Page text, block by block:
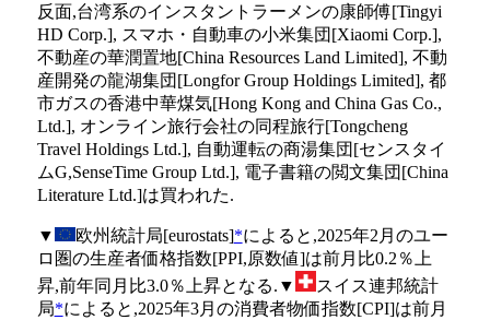
反面,台湾系のインスタントラーメンの康師傅[Tingyi
HD Corp.], スマホ・自動車の小米集団[Xiaomi Corp.],
不動産の華潤置地[China Resources Land Limited], 不動
産開発の龍湖集団[Longfor Group Holdings Limited], 都
市ガスの香港中華煤気[Hong Kong and China Gas Co.,
Ltd.], オンライン旅行会社の同程旅行[Tongcheng
Travel Holdings Ltd.], 自動運転の商湯集団[センスタイ
ムG,SenseTime Group Ltd.], 電子書籍の閲文集団[China
Literature Ltd.]は買われた.
▼ 欧州統計局[eurostats]*によると,2025年2月のユー
ロ圏の生産者価格指数[PPI,原数値]は前月比0.2％上
昇,前年同月比3.0％上昇となる.▼
スイス連邦統計
局*によると,2025年3月の消費者物価指数[CPI]は前月